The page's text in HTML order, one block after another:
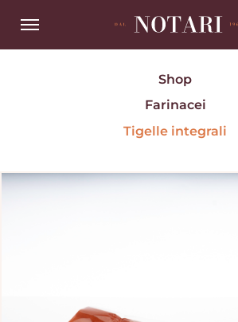
Shop
Farinacei
Tigelle integrali